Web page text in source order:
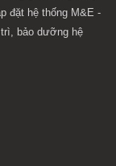
đặt hệ thống M&E -
bảo dưỡng hệ